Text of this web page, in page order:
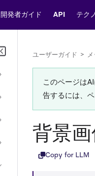
開発者ガイド API テク
ユーザーガイド >
このページは
告するには、
背景
Copy for LLM